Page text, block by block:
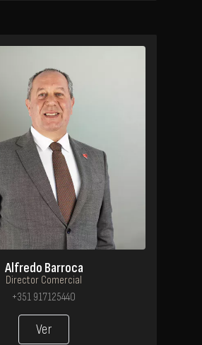
Alfredo Barroca
Director Comercial
+351 917125440
Ver